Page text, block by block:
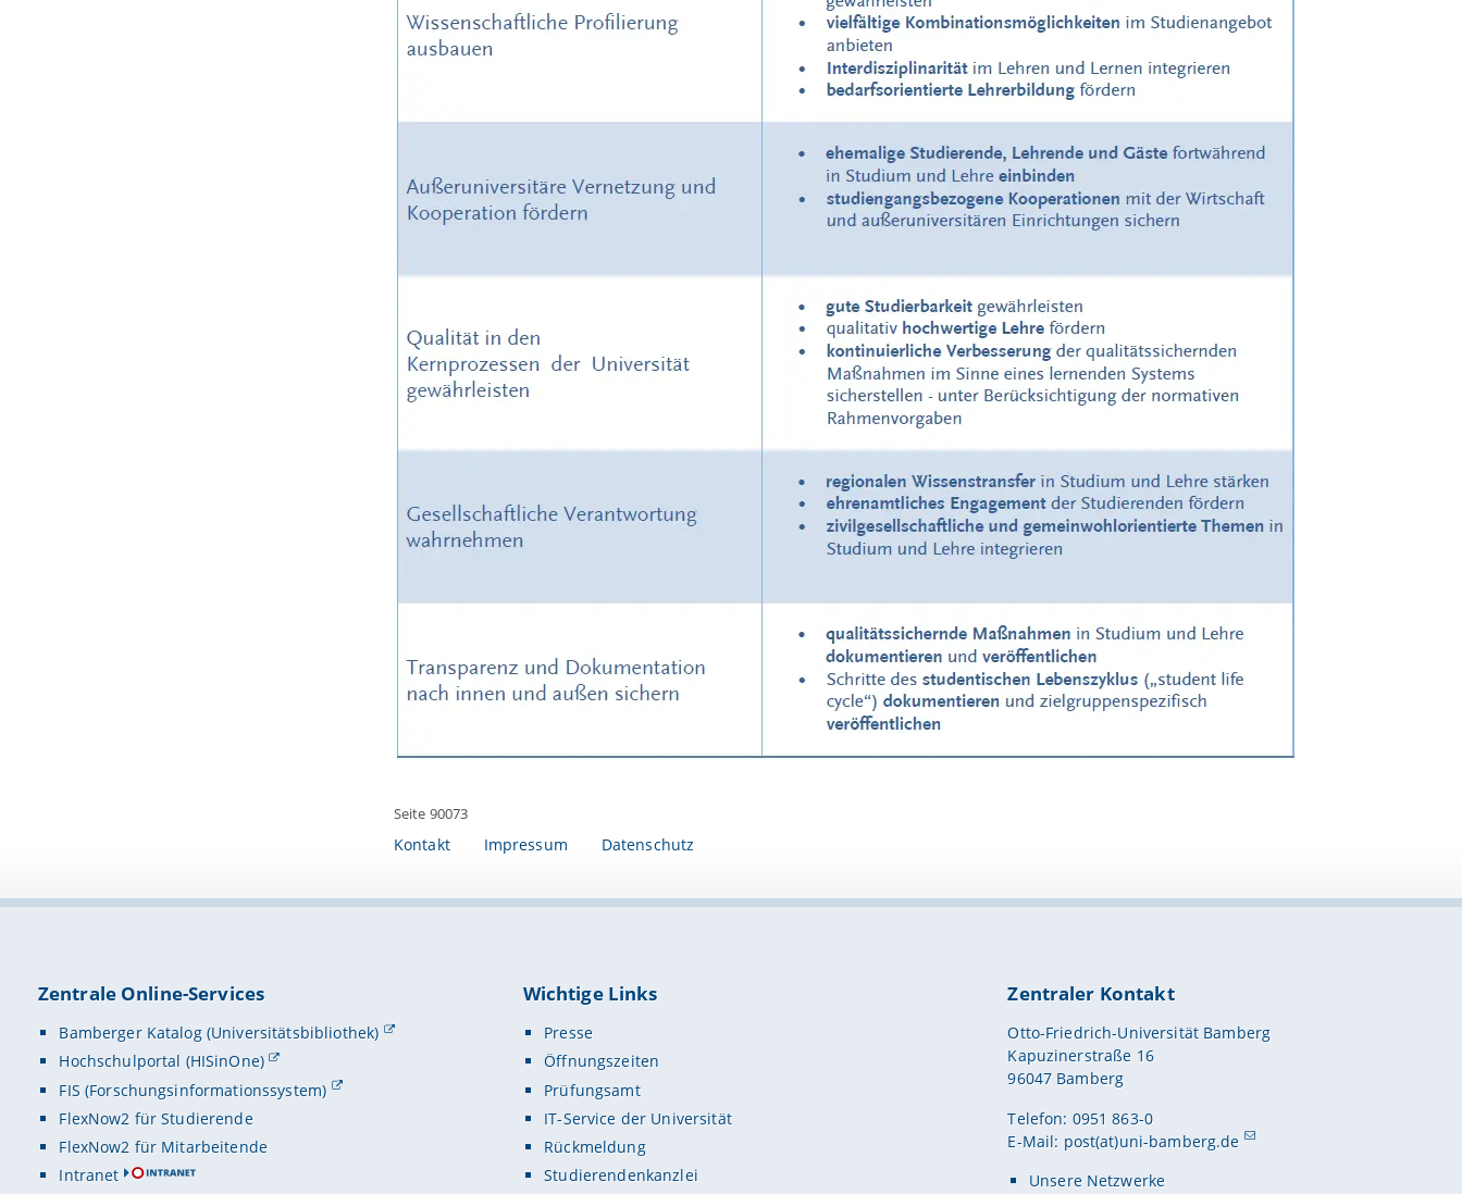
Seite 90073
Kontakt Impressum Datenschutz
Zentrale Online-Services
Bamberger Katalog (Universitätsbibliothek)
Hochschulportal (HISinOne)
FIS (Forschungsinformationssystem)
FlexNow2 für Studierende
FlexNow2 für Mitarbeitende
Intranet
Wichtige Links
Presse
Öffnungszeiten
Prüfungsamt
IT-Service der Universität
Rückmeldung
Studierendenkanzlei
Zentraler Kontakt
Otto-Friedrich-Universität Bamberg
Kapuzinerstraße 16
96047 Bamberg
Telefon: 0951 863-0
E-Mail: post(at)uni-bamberg.de
Unsere Netzwerke